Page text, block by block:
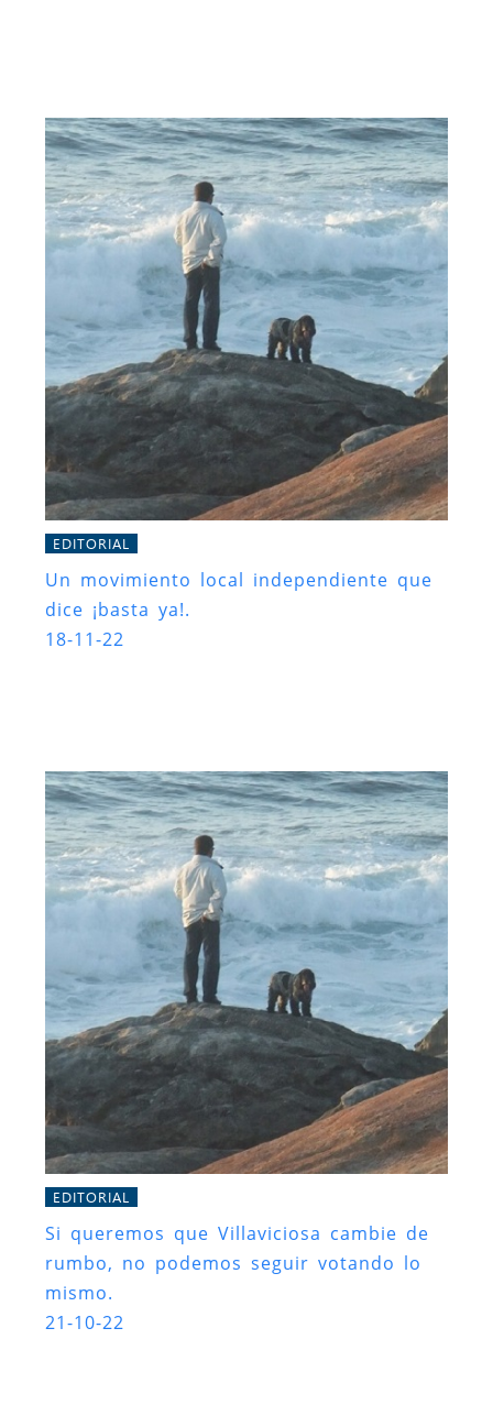
EDITORIAL
Un movimiento local independiente que
dice ¡basta ya!.
18-11-22
EDITORIAL
Si queremos que Villaviciosa cambie de
rumbo, no podemos seguir votando lo
mismo.
21-10-22